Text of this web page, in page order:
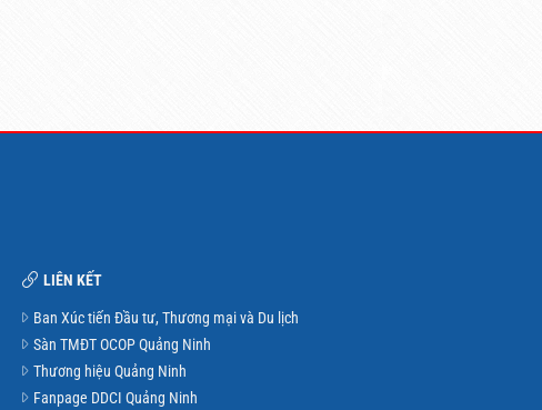
LIÊN KẾT
Ban Xúc tiến Đầu tư, Thương mại và Du lịch
Sàn TMĐT OCOP Quảng Ninh
Thương hiệu Quảng Ninh
Fanpage DDCI Quảng Ninh